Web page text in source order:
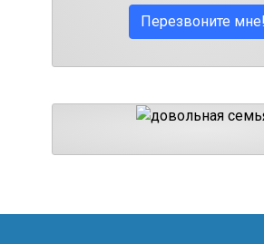
Перезвоните мне!